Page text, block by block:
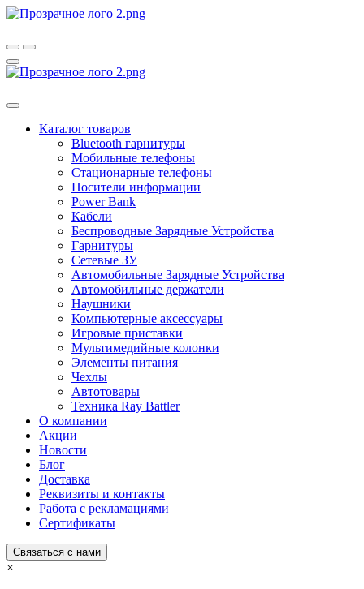
Каталог товаров
Bluetooth гарнитуры
Мобильные телефоны
Стационарные телефоны
Носители информации
Power Bank
Кабели
Беспроводные Зарядные Устройства
Гарнитуры
Сетевые ЗУ
Автомобильные Зарядные Устройства
Автомобильные держатели
Наушники
Компьютерные аксессуары
Игровые приставки
Мультимедийные колонки
Элементы питания
Чехлы
Автотовары
Техника Ray Battler
О компании
Акции
Новости
Блог
Доставка
Реквизиты и контакты
Работа с рекламациями
Сертификаты
Связаться с нами
×